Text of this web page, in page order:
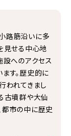
路筋沿いに多
見せる中心地
設へのアクセス
す。歴史的に
われてきまし
古墳群や大仙
都市の中に歴史